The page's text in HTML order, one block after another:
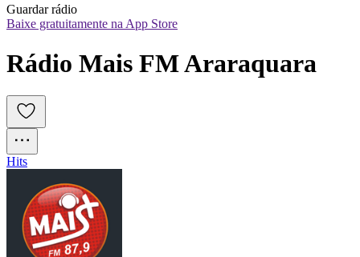
Guardar rádio
Baixe gratuitamente na App Store
Rádio Mais FM Araraquara
Hits